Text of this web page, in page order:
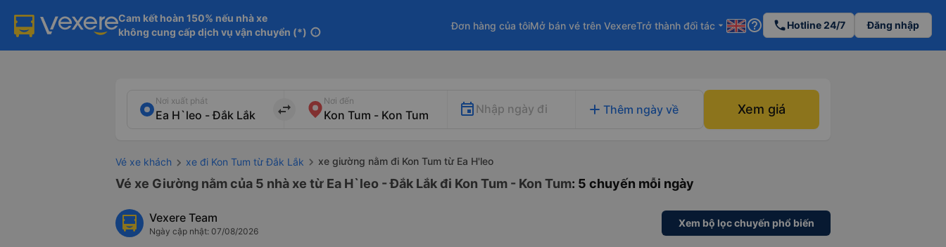
Cam kết hoàn 150% nếu nhà xe
không cung cấp dịch vụ vận chuyển (*) info
Đơn hàng của tôiMở bán vé trên VexereTrở thành đối tác arrow_drop_down help_outline phoneHotline 24/7 Đăng nhập
Nơi xuất phát
import_export
Nơi đến
Nhập ngày đi add Thêm ngày về Xem giá
Vé xe khách xe đi Kon Tum từ Đắk Lắk xe giường nằm đi Kon Tum từ Ea H'leo
Vé xe Giường nằm của 5 nhà xe từ Ea H`leo - Đắk Lắk đi Kon Tum - Kon Tum: 5 chuyến mỗi ngày
Vexere Team
Ngày cập nhật: 07/08/2026
Xem bộ lọc chuyến phổ biến